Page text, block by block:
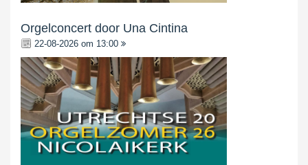
Orgelconcert door Una Cintina
22-08-2026 om 13:00